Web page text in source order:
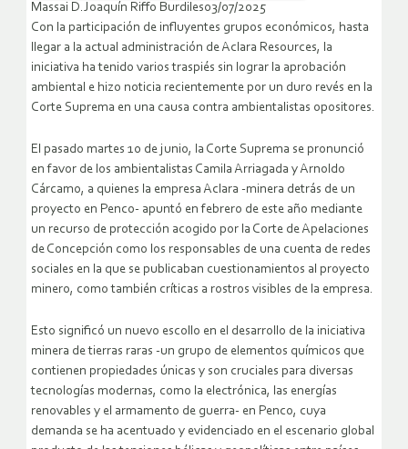
Massai D.Joaquín Riffo Burdiles03/07/2025
Con la participación de influyentes grupos económicos, hasta
llegar a la actual administración de Aclara Resources, la
iniciativa ha tenido varios traspiés sin lograr la aprobación
ambiental e hizo noticia recientemente por un duro revés en la
Corte Suprema en una causa contra ambientalistas opositores.
El pasado martes 10 de junio, la Corte Suprema se pronunció
en favor de los ambientalistas Camila Arriagada y Arnoldo
Cárcamo, a quienes la empresa Aclara -minera detrás de un
proyecto en Penco- apuntó en febrero de este año mediante
un recurso de protección acogido por la Corte de Apelaciones
de Concepción como los responsables de una cuenta de redes
sociales en la que se publicaban cuestionamientos al proyecto
minero, como también críticas a rostros visibles de la empresa.
Esto significó un nuevo escollo en el desarrollo de la iniciativa
minera de tierras raras -un grupo de elementos químicos que
contienen propiedades únicas y son cruciales para diversas
tecnologías modernas, como la electrónica, las energías
renovables y el armamento de guerra- en Penco, cuya
demanda se ha acentuado y evidenciado en el escenario global